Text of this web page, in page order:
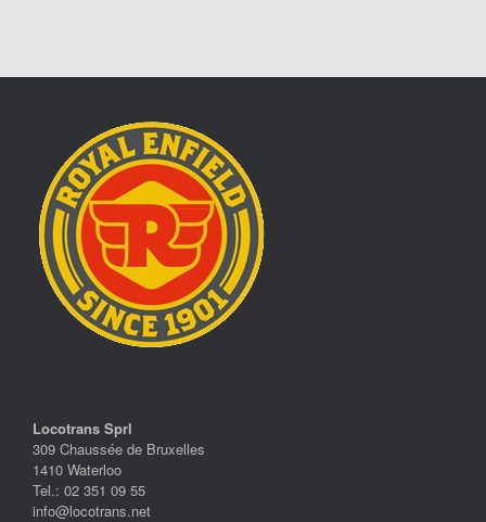
Locotrans Sprl
309 Chaussée de Bruxelles
1410 Waterloo
Tel.: 02 351 09 55
info@locotrans.net